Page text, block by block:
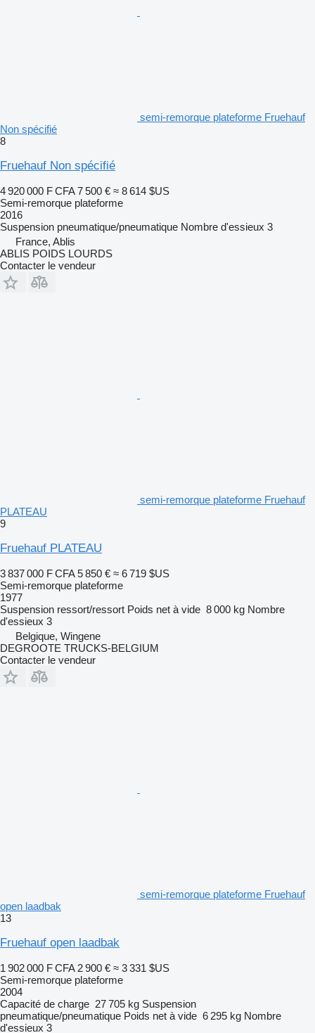
semi-remorque plateforme Fruehauf
Non spécifié
8
Fruehauf Non spécifié
4 920 000 F CFA 7 500 € ≈ 8 614 $US
Semi-remorque plateforme
2016
Suspension pneumatique/pneumatique Nombre d'essieux 3
France, Ablis
ABLIS POIDS LOURDS
Contacter le vendeur
semi-remorque plateforme Fruehauf
PLATEAU
9
Fruehauf PLATEAU
3 837 000 F CFA 5 850 € ≈ 6 719 $US
Semi-remorque plateforme
1977
Suspension ressort/ressort Poids net à vide 8 000 kg Nombre
d'essieux 3
Belgique, Wingene
DEGROOTE TRUCKS-BELGIUM
Contacter le vendeur
semi-remorque plateforme Fruehauf
open laadbak
13
Fruehauf open laadbak
1 902 000 F CFA 2 900 € ≈ 3 331 $US
Semi-remorque plateforme
2004
Capacité de charge 27 705 kg Suspension
pneumatique/pneumatique Poids net à vide 6 295 kg Nombre
d'essieux 3